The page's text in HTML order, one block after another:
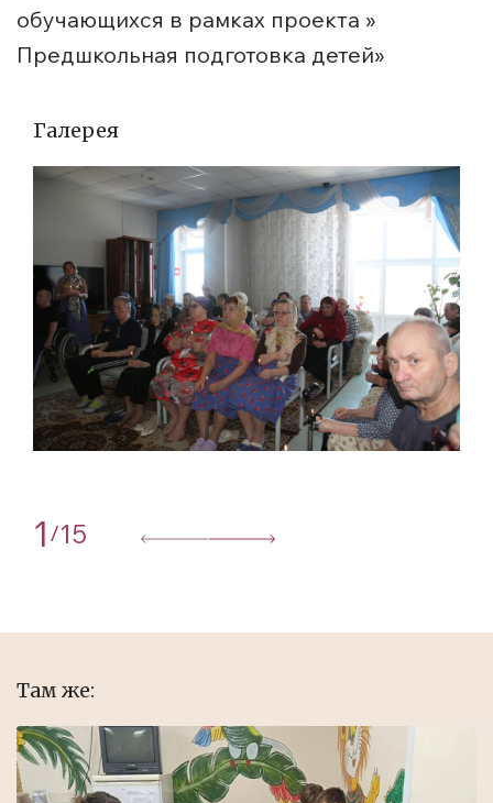
обучающихся в рамках проекта »
Предшкольная подготовка детей»
Галерея
1 /15
Там же: